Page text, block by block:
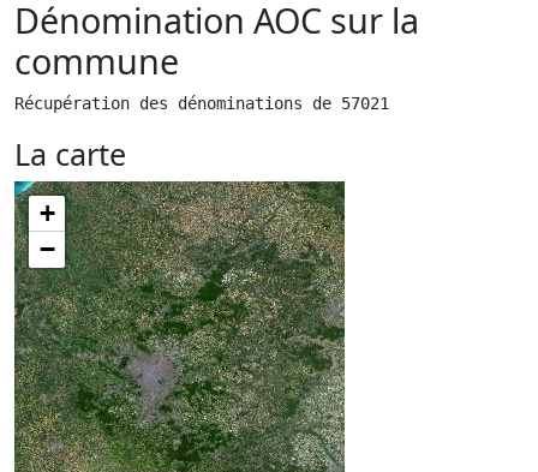
Dénomination AOC sur la
commune
Récupération des dénominations de 57021
La carte
+
−